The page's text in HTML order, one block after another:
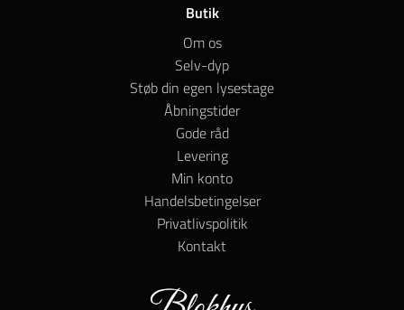
Butik
Om os
Selv-dyp
Støb din egen lysestage
Åbningstider
Gode råd
Levering
Min konto
Handelsbetingelser
Privatlivspolitik
Kontakt